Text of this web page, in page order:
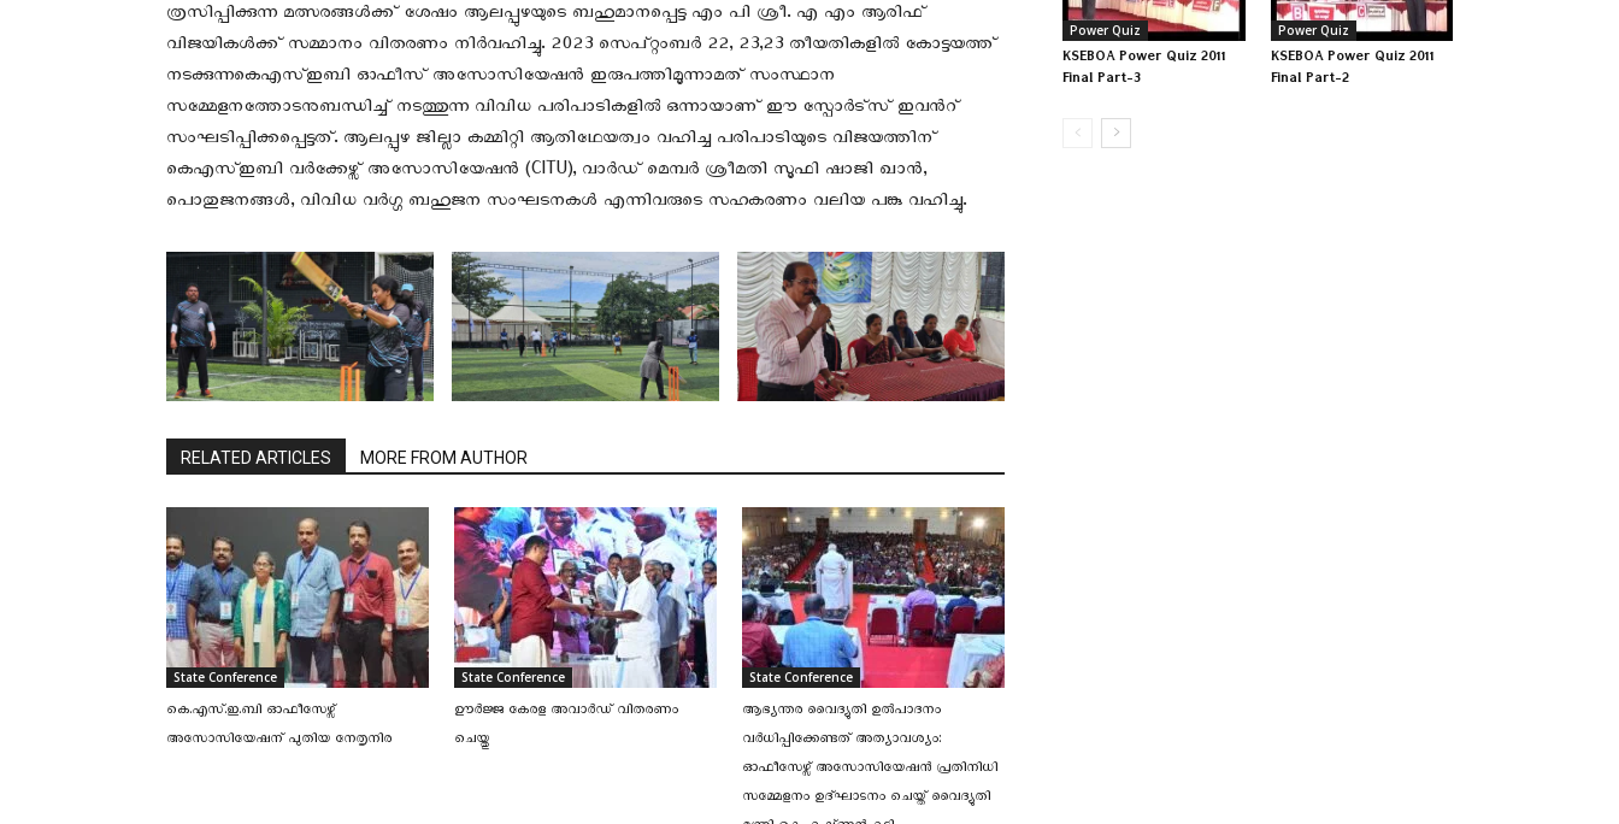
ത്രസിപ്പിക്കുന്ന മത്സരങ്ങൾക്ക് ശേഷം ആലപ്പുഴയുടെ ബഹുമാനപ്പെട്ട എം പി ശ്രീ. എ എം ആരിഫ്
വിജയികൾക്ക് സമ്മാനം വിതരണം നിർവഹിച്ചു. 2023 സെപ്റ്റംബർ 22, 23,23 തീയതികളിൽ കോട്ടയത്ത്
നടക്കുന്നകെഎസ്ഇബി ഓഫീസ് അസോസിയേഷൻ ഇരുപത്തിമൂന്നാമത് സംസ്ഥാന
സമ്മേളനത്തോടനുബന്ധിച്ച് നടത്തുന്ന വിവിധ പരിപാടികളിൽ ഒന്നായാണ് ഈ സ്പോർട്സ് ഇവൻറ്
സംഘടിപ്പിക്കപ്പെട്ടത്. ആലപ്പുഴ ജില്ലാ കമ്മിറ്റി ആതിഥേയത്വം വഹിച്ച പരിപാടിയുടെ വിജയത്തിന്
കെഎസ്ഇബി വർക്കേഴ്സ് അസോസിയേഷൻ (CITU), വാർഡ് മെമ്പർ ശ്രീമതി സൂഫി ഷാജി ഖാൻ,
പൊതുജനങ്ങൾ, വിവിധ വർഗ്ഗ ബഹുജന സംഘടനകൾ എന്നിവരുടെ സഹകരണം വലിയ പങ്കു വഹിച്ചു.
RELATED ARTICLES MORE FROM AUTHOR
State Conference
കെ.എസ്.ഇ.ബി ഓഫീസേഴ്സ്
അസോസിയേഷന് പുതിയ നേതൃനിര
State Conference
ഊർജ്ജ കേരള അവാർഡ് വിതരണം
ചെയ്തു
State Conference
ആഭ്യന്തര വൈദ്യുതി ഉൽപാദനം
വർധിപ്പിക്കേണ്ടത്‌ അത്യാവശ്യം:
ഓഫീസേഴ്സ് അസോസിയേഷന്‍ പ്രതിനിധി
സമ്മേളനം ഉദ്ഘാടനം ചെയ്ത് വൈദ്യുതി
Power Quiz
KSEBOA Power Quiz 2011
Final Part-3
Power Quiz
KSEBOA Power Quiz 2011
Final Part-2